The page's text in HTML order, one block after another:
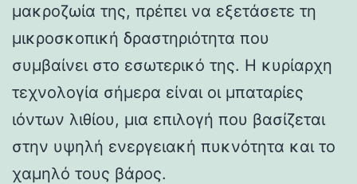
μακροζωία της, πρέπει να εξετάσετε τη
μικροσκοπική δραστηριότητα που
συμβαίνει στο εσωτερικό της. Η κυρίαρχη
τεχνολογία σήμερα είναι οι μπαταρίες
ιόντων λιθίου, μια επιλογή που βασίζεται
στην υψηλή ενεργειακή πυκνότητα και το
χαμηλό τους βάρος.